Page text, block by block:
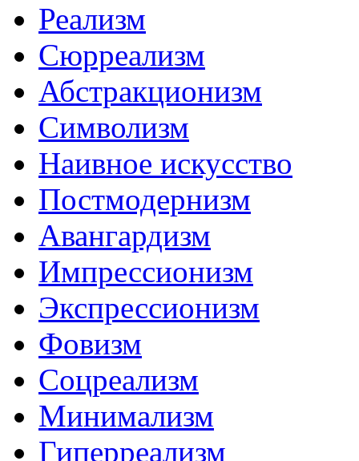
Реализм
Сюрреализм
Абстракционизм
Символизм
Наивное искусство
Постмодернизм
Авангардизм
Импрессионизм
Экспрессионизм
Фовизм
Соцреализм
Минимализм
Гиперреализм